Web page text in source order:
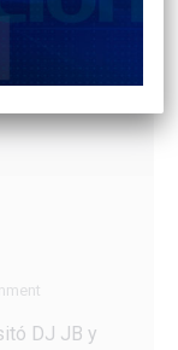
DJ JB y